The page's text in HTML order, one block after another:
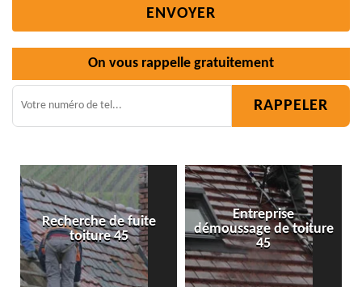
On vous rappelle gratuitement
Entreprise
démoussage de toiture
45
Isolation toiture 45